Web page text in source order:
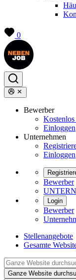
0
Bewerber
Kostenlos
Einloggen
Unternehmen
Einloggen
Bewerber
Login
Bewerber
Stellenangebote
Gesamte